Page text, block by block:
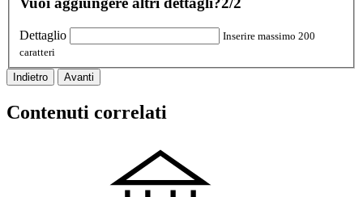
Dettaglio
Inserire massimo 200
caratteri
Indietro Avanti
Contenuti correlati